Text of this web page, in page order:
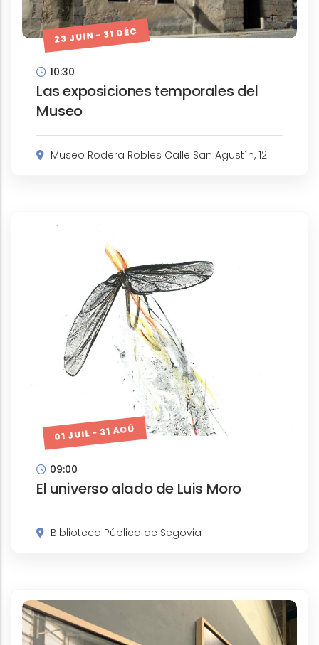
23 JUIN - 31 DÉC
10:30
Las exposiciones temporales del
Museo
Museo Rodera Robles Calle San Agustín, 12
01 JUIL - 31 AOÛ
09:00
El universo alado de Luis Moro
Biblioteca Pública de Segovia